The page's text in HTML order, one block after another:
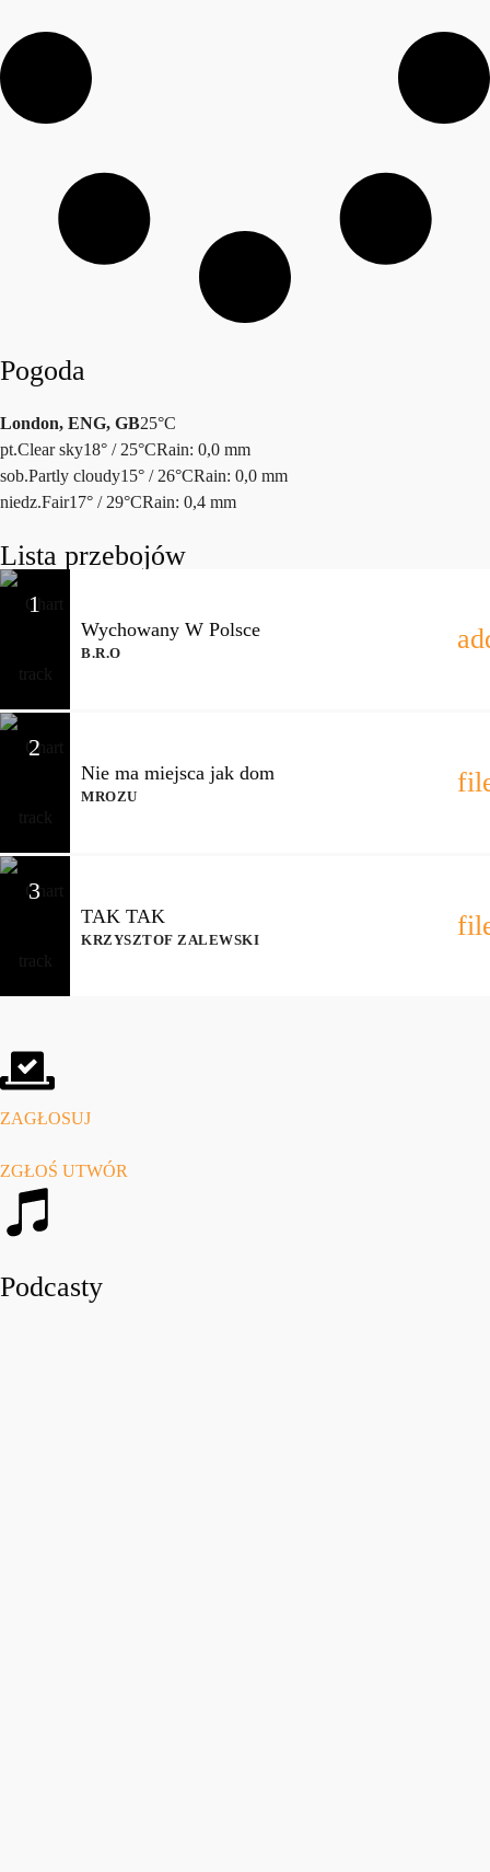
Pogoda
London, ENG, GB25°C
pt.Clear sky18° / 25°CRain: 0,0 mm
sob.Partly cloudy15° / 26°CRain: 0,0 mm
niedz.Fair17° / 29°CRain: 0,4 mm
Lista przebojów
1
Wychowany W Polsce
B.R.O
2
Nie ma miejsca jak dom
MROZU
3
TAK TAK
KRZYSZTOF ZALEWSKI
ZAGŁOSUJ
ZGŁOŚ UTWÓR
Podcasty